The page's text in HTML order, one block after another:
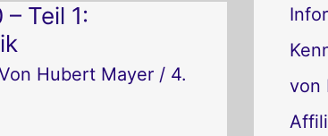
Teil 1:
Hubert Mayer / 4.
von